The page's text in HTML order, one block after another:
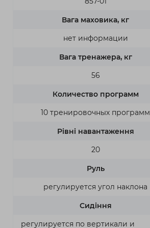
Вага маховика, кг
нет информации
Вага тренажера, кг
56
Количество программ
10 тренировочных программ
Рівні навантаження
20
Руль
регулируется угол наклона
Сидіння
регулируется по вертикали и